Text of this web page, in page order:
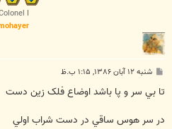
Colonel I
mohayer
پ
ت
شنبه ۱۲ آبان ۱۳۸۶, ۱:۱۵ ب.ظ
تا بي سر و پا باشد اوضاع فلک زين دست
در سر هوس ساقي در دست شراب اولي